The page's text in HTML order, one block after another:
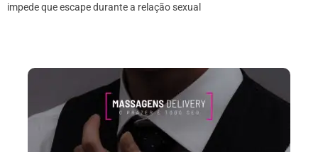
impede que escape durante a relação sexual